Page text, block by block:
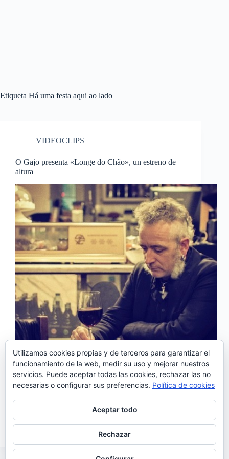
Etiqueta Há uma festa aqui ao lado
VIDEOCLIPS
O Gajo presenta «Longe do Chão», un estreno de
altura
O Gajo nace en Lisboa en la primavera de 2016 de
la mano de João Morais. Después de tocar por todo
el país durante seis meses, en 2017 lanza su primer
disco: «Longe do Chão» que sale a la venta…
Noemí Sánchez
06/05/2017
Utilizamos cookies propias y de terceros para garantizar el
funcionamiento de la web, medir su uso y mejorar nuestros
servicios. Puede aceptar todas las cookies, rechazar las no
necesarias o configurar sus preferencias. Política de cookies
Aceptar todo
Rechazar